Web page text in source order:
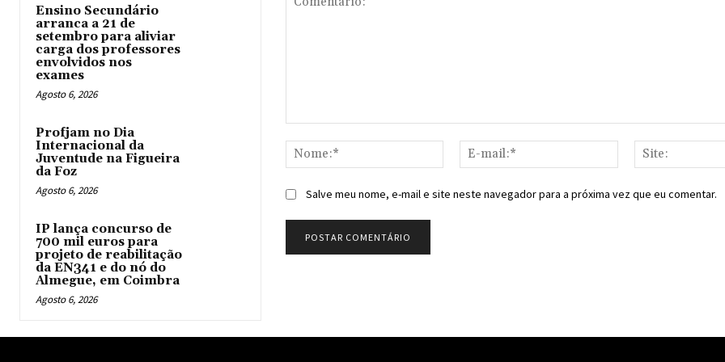
Ensino Secundário
arranca a 21 de
setembro para aliviar
carga dos professores
envolvidos nos
exames
Agosto 6, 2026
Profjam no Dia
Internacional da
Juventude na Figueira
da Foz
Agosto 6, 2026
IP lança concurso de
700 mil euros para
projeto de reabilitação
da EN341 e do nó do
Almegue, em Coimbra
Agosto 6, 2026
Nome:*
mail:*
Salve meu nome, e-mail e site neste navegador para a próxima vez que eu comentar.